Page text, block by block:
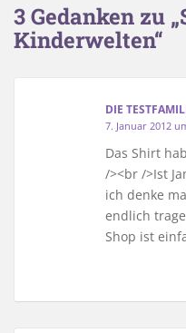
3 Gedanken zu
Kinderwelten“
DIE
7. Januar 2012
Das Shirt
/><br />Ist
ich denke
endlich
Shop ist